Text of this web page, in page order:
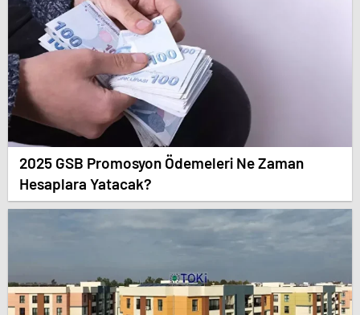
2025 GSB Promosyon Ödemeleri Ne Zaman
Hesaplara Yatacak?